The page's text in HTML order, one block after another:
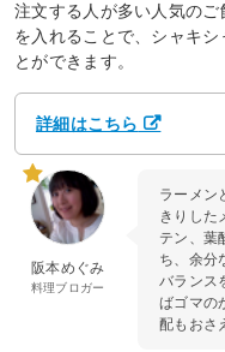
注文する人が多い人気の
を入れることで、シャキ
とができます。
詳細はこちら
阪本めぐみ
料理ブロガー
ラーメン
きりした
テン、葉
ち、余分
バランス
ばゴマの
配もおさ